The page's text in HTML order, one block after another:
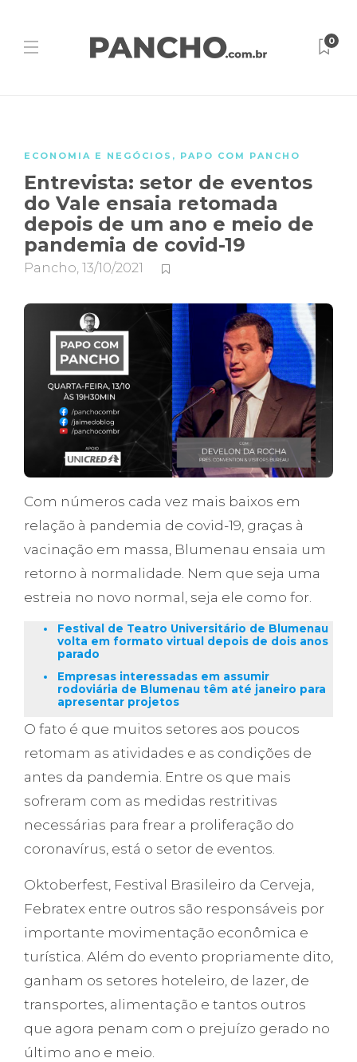
0
ECONOMIA E NEGÓCIOS , PAPO COM PANCHO
Entrevista: setor de eventos
do Vale ensaia retomada
depois de um ano e meio de
pandemia de covid-19
Pancho, 13/10/2021
Com números cada vez mais baixos em
relação à pandemia de covid-19, graças à
vacinação em massa, Blumenau ensaia um
retorno à normalidade. Nem que seja uma
estreia no novo normal, seja ele como for.
Festival de Teatro Universitário de Blumenau
volta em formato virtual depois de dois anos
parado
Empresas interessadas em assumir
rodoviária de Blumenau têm até janeiro para
apresentar projetos
O fato é que muitos setores aos poucos
retomam as atividades e as condições de
antes da pandemia. Entre os que mais
sofreram com as medidas restritivas
necessárias para frear a proliferação do
coronavírus, está o setor de eventos.
Oktoberfest, Festival Brasileiro da Cerveja,
Febratex entre outros são responsáveis por
importante movimentação econômica e
turística. Além do evento propriamente dito,
ganham os setores hoteleiro, de lazer, de
transportes, alimentação e tantos outros
que agora penam com o prejuízo gerado no
último ano e meio.